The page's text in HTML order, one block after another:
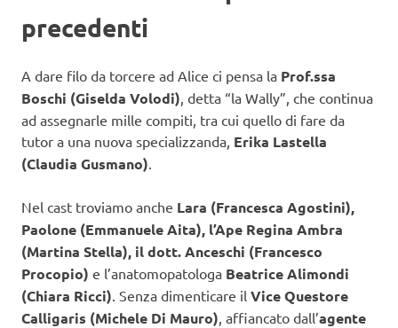
precedenti
A dare filo da torcere ad Alice ci pensa la Prof.ssa
Boschi (Giselda Volodi) , detta “la Wally”, che continua
ad assegnarle mille compiti, tra cui quello di fare da
tutor a una nuova specializzanda, Erika Lastella
(Claudia Gusmano)
Nel cast troviamo anche Lara (Francesca Agostini),
Paolone (Emmanuele Aita), l’Ape Regina Ambra
(Martina Stella), il dott. Anceschi (Francesco
Procopio) e l’anatomopatologa Beatrice Alimondi
(Chiara Ricci) . Senza dimenticare il Vice Questore
Calligaris (Michele Di Mauro) , affiancato dall’agente